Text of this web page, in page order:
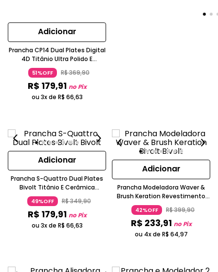
Adicionar
Prancha CP14 Dual Plates Digital
4D Titânio Ultra Polido E
Cerâmica Preta GA.MA Italy
51%OFF R$369,90
R$ 179,91 no Pix
ou 3x de R$ 66,63
Adicionar
Prancha S-Quattro Dual Plates
Bivolt Titânio E Cerâmica
Infusão De Óleo Preta Fosca
GA.MA ITALY
49%OFF R$349,90
R$ 179,91 no Pix
ou 3x de R$ 66,63
Adicionar
Prancha Modeladora Waver &
Brush Keration Revestimento
Micro Glitt Cerâmica Bivolt
GA.MA ITALY
42%OFF R$399,90
R$ 233,91 no Pix
ou 4x de R$ 64,97